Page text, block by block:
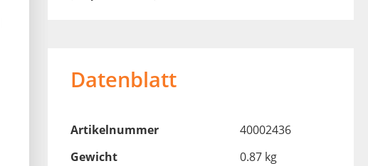
Datenblatt
Artikelnummer
40002436
Gewicht
0.87 kg